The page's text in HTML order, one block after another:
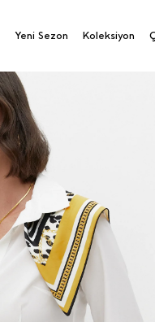
Yeni Sezon Koleksiyon